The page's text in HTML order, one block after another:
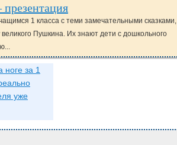
презентация
1 класса с теми замечательными сказками,
Пушкина. Их знают дети с дошкольного
ноге за 1
уже